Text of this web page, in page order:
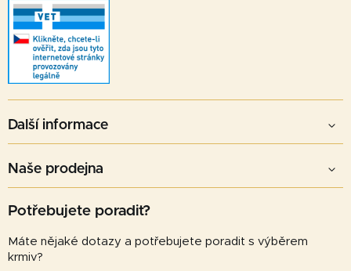
Další informace
Naše prodejna
Potřebujete poradit?
Máte nějaké dotazy a potřebujete poradit s výběrem
krmiv?